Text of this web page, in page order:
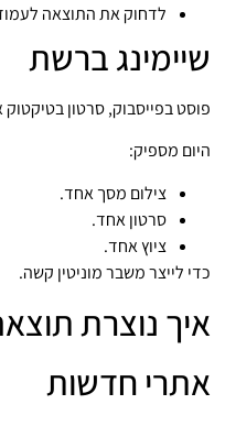
לדחוק את התוצאה
שיימינג ברשת
פוסט בפייסבוק, סרטון
היום מספיק:
צילום מסך אחד.
סרטון אחד.
ציוץ אחד.
כדי לייצר משבר מוניטין קשה.
איך נוצרת
אתרי חדשות